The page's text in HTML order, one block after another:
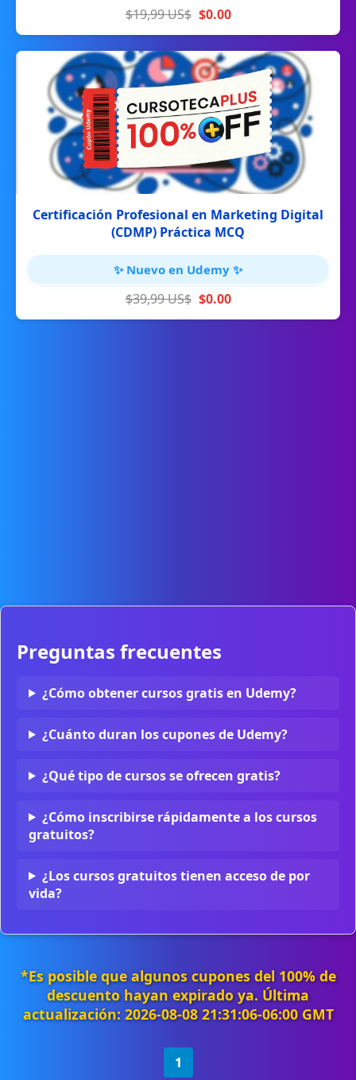
$19,99 US$ $0.00
Certificación Profesional en Marketing Digital
(CDMP) Práctica MCQ
✨ Nuevo en Udemy ✨
$39,99 US$ $0.00
Preguntas frecuentes
¿Cómo obtener cursos gratis en Udemy?
¿Cuánto duran los cupones de Udemy?
¿Qué tipo de cursos se ofrecen gratis?
¿Cómo inscribirse rápidamente a los cursos
gratuitos?
¿Los cursos gratuitos tienen acceso de por
vida?
*Es posible que algunos cupones del 100% de
descuento hayan expirado ya. Última
actualización: 2026-08-08 21:31:06-06:00 GMT
1